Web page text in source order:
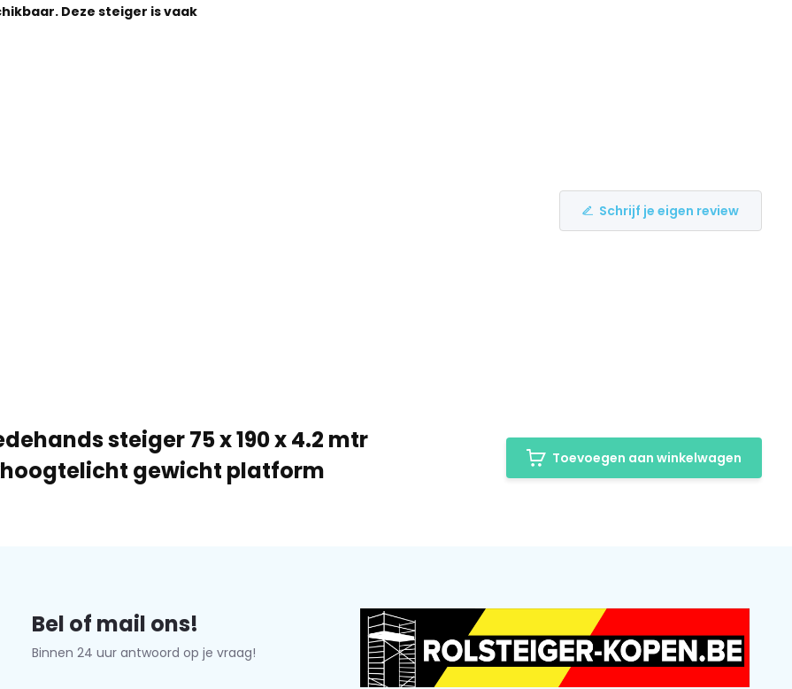
Deze steiger is vaak
Schrijf je eigen review
steiger 75 x 190 x 4.2 mtr
gewicht platform
Toevoegen aan winkelwagen
Bel of mail ons!
Binnen 24 uur antwoord op je vraag!